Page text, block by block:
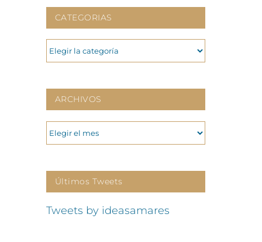
CATEGORIAS
CATEGORIAS
ARCHIVOS
ARCHIVOS
Últimos Tweets
Tweets by ideasamares